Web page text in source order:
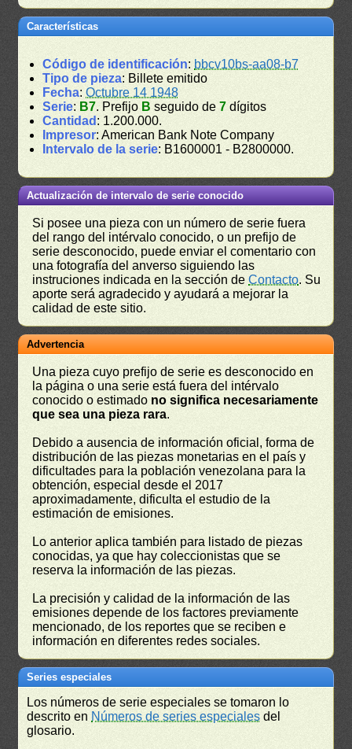
Características
Código de identificación: bbcv10bs-aa08-b7
Tipo de pieza: Billete emitido
Fecha:Octubre 14 1948
Serie: B7. Prefijo B seguido de7 dígitos
Cantidad : 1.200.000.
Impresor: American Bank Note Company
Intervalo de la serie: B1600001 - B2800000.
Actualización de intervalo de serie conocido
Si posee una pieza con un número de serie fuera
del rango del intérvalo conocido, o un prefijo de
serie desconocido, puede enviar el comentario con
una fotografía del anverso siguiendo las
instruciones indicada en la sección deContacto. Su
aporte será agradecido y ayudará a mejorar la
calidad de este sitio.
Advertencia
Una pieza cuyo prefijo de serie es desconocido en
la página o una serie está fuera del intérvalo
conocido o estimado no significa necesariamente
que sea una pieza rara.
Debido a ausencia de información oficial, forma de
distribución de las piezas monetarias en el país y
dificultades para la población venezolana para la
obtención, especial desde el 2017
aproximadamente, dificulta el estudio de la
estimación de emisiones.
Lo anterior aplica también para listado de piezas
conocidas, ya que hay coleccionistas que se
reserva la información de las piezas.
La precisión y calidad de la información de las
emisiones depende de los factores previamente
mencionado, de los reportes que se reciben e
información en diferentes redes sociales.
Series especiales
Los números de serie especiales se tomaron lo
descrito en Números de series especiales del
glosario.